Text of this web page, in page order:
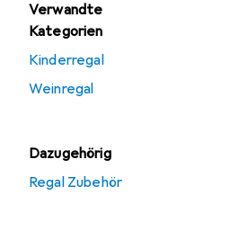
Verwandte
Kategorien
Kinderregal
Weinregal
Dazugehörig
Regal Zubehör